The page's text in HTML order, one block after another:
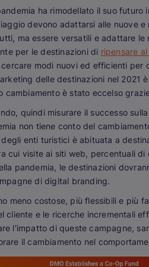
ha rimodellato il suo
devono adattarsi alle nuove
ma essere versatili e adattare
per le destinazioni di ripensare
modi nuovi ed efficienti
delle destinazioni nel 2021
cambiamento è stato eccelso
quindi misurare il successo
non tiene conto del
enti turistici è abituata a
cui visite ai siti web, percentuali
pandemia, le destinazioni
di digital branding.
meno costose, più flessibili e più
cliente e le ricerche incrementali
l'impatto di queste campagne,
il cambiamento nel